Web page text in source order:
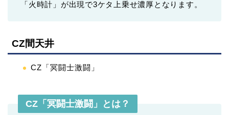
「火時計」が出現で3ケタ上乗せ濃厚となります。
CZ間天井
CZ「冥闘士激闘」
CZ「冥闘士激闘」とは？